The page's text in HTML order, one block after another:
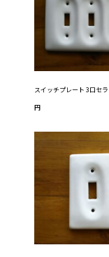
スイッチプレート 3口セ
円